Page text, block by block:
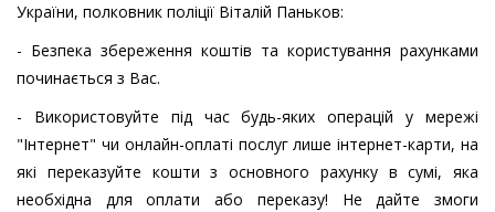
України, полковник поліції Віталій Паньков:
- Безпека збереження коштів та користування рахунками
починається з Вас.
- Використовуйте під час будь-яких операцій у мережі
"Інтернет" чи онлайн-оплаті послуг лише інтернет-карти, на
які переказуйте кошти з основного рахунку в сумі, яка
необхідна для оплати або переказу! Не дайте змоги